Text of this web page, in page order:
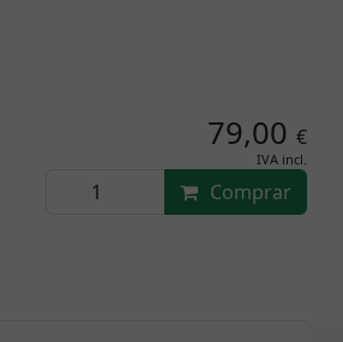
79,00 €
IVA incl.
Comprar